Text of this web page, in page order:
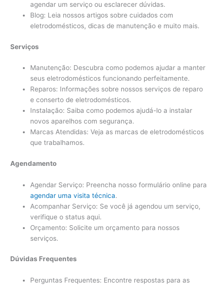
agendar um serviço ou esclarecer dúvidas.
Blog: Leia nossos artigos sobre cuidados com
eletrodomésticos, dicas de manutenção e muito mais.
Serviços
Manutenção: Descubra como podemos ajudar a manter
seus eletrodomésticos funcionando perfeitamente.
Reparos: Informações sobre nossos serviços de reparo
e conserto de eletrodomésticos.
Instalação: Saiba como podemos ajudá-lo a instalar
novos aparelhos com segurança.
Marcas Atendidas: Veja as marcas de eletrodomésticos
que trabalhamos.
Agendamento
Agendar Serviço: Preencha nosso formulário online para
agendar uma visita técnica.
Acompanhar Serviço: Se você já agendou um serviço,
verifique o status aqui.
Orçamento: Solicite um orçamento para nossos
serviços.
Dúvidas Frequentes
Perguntas Frequentes: Encontre respostas para as